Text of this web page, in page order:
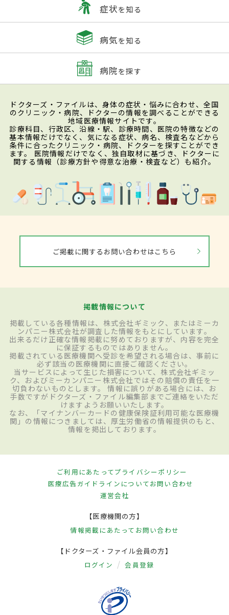
症状を知る
病気を知る
病院を探す
ドクターズ・ファイルは、身体の症状・悩みに合わせ、全国
のクリニック・病院、ドクターの情報を調べることができる
地域医療情報サイトです。
診療科目、行政区、沿線・駅、診療時間、医院の特徴などの
基本情報だけでなく、気になる症状、病名、検査名などから
条件に合ったクリニック・病院、ドクターを探すことができ
ます。 医院情報だけでなく、独自取材に基づき、ドクターに
関する情報（診療方針や得意な治療・検査など）も紹介。
ご掲載に関するお問い合わせはこちら
掲載情報について
掲載している各種情報は、株式会社ギミック、またはミーカ
ンパニー株式会社が調査した情報をもとにしています。
出来るだけ正確な情報掲載に努めておりますが、内容を完全
に保証するものではありません。
掲載されている医療機関へ受診を希望される場合は、事前に
必ず該当の医療機関に直接ご確認ください。
当サービスによって生じた損害について、株式会社ギミッ
ク、およびミーカンパニー株式会社ではその賠償の責任を一
切負わないものとします。 情報に誤りがある場合には、お
手数ですがドクターズ・ファイル編集部までご連絡をいただ
けますようお願いいたします。
なお、「マイナンバーカードの健康保険証利用可能な医療機
関」の情報につきましては、厚生労働省の情報提供のもと、
情報を掲出しております。
ご利用にあたってプライバシーポリシー
医療広告ガイドラインについてお問い合わせ
運営会社
【医療機関の方】
情報掲載にあたって お問い合わせ
【ドクターズ・ファイル会員の方】
ログイン 会員登録